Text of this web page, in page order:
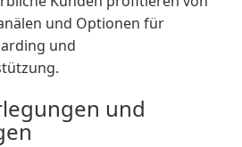
und Optionen für
und
und